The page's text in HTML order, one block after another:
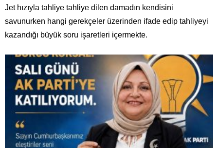
Jet hızıyla tahliye tahliye dilen damadın kendisini
savunurken hangi gerekçeler üzerinden ifade edip tahliyeyi
kazandığı büyük soru işaretleri içermekte.